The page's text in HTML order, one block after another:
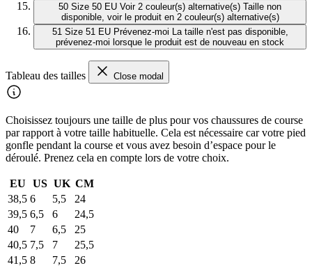
50 Size 50 EU Voir 2 couleur(s) alternative(s) Taille non
disponible, voir le produit en 2 couleur(s) alternative(s)
51 Size 51 EU Prévenez-moi
La taille n'est pas disponible,
prévenez-moi lorsque le produit est de nouveau en stock
Tableau des tailles Close modal
Choisissez toujours une taille de plus pour vos chaussures de course
par rapport à votre taille habituelle. Cela est nécessaire car votre pied
gonfle pendant la course et vous avez besoin d’espace pour le
déroulé. Prenez cela en compte lors de votre choix.
EU US UK CM
38,5 6 5,5
24
39,5 6,5 6
24,5
40
7 6,5
25
40,5 7,5 7
25,5
41,5 8 7,5
26